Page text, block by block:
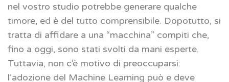
nel vostro studio potrebbe generare qualche
timore, ed è del tutto comprensibile. Dopotutto, si
tratta di affidare a una “macchina” compiti che,
fino a oggi, sono stati svolti da mani esperte.
Tuttavia, non c’è motivo di preoccuparsi:
l’adozione del Machine Learning può e deve